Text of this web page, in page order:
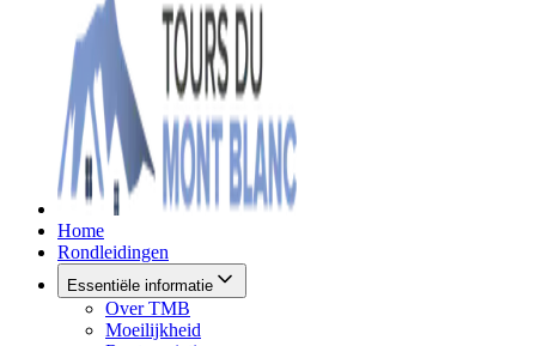
Home
Rondleidingen
Essentiële informatie
Over TMB
Moeilijkheid